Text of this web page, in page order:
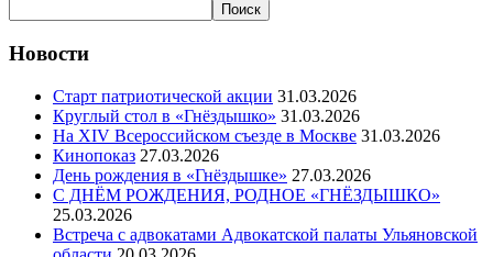
Поиск
Новости
Старт патриотической акции 31.03.2026
Круглый стол в «Гнёздышко» 31.03.2026
На XIV Всероссийском съезде в Москве 31.03.2026
Кинопоказ 27.03.2026
День рождения в «Гнёздышке» 27.03.2026
С ДНЁМ РОЖДЕНИЯ, РОДНОЕ «ГНЁЗДЫШКО»
25.03.2026
Встреча с адвокатами Адвокатской палаты Ульяновской